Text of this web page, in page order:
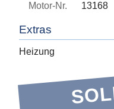
Motor-Nr.
13168
Extras
Heizung